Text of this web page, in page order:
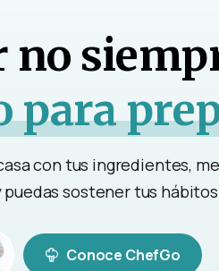
no
para
con tus ingredientes,
sostener tus
Conoce ChefGo